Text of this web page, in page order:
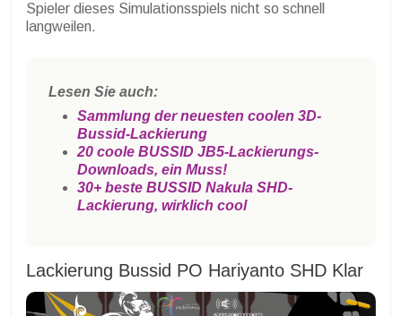
Spieler dieses Simulationsspiels nicht so schnell
langweilen.
Lesen Sie auch:
Sammlung der neuesten coolen 3D-
Bussid-Lackierung
20 coole BUSSID JB5-Lackierungs-
Downloads, ein Muss!
30+ beste BUSSID Nakula SHD-
Lackierung, wirklich cool
Lackierung Bussid PO Hariyanto SHD Klar